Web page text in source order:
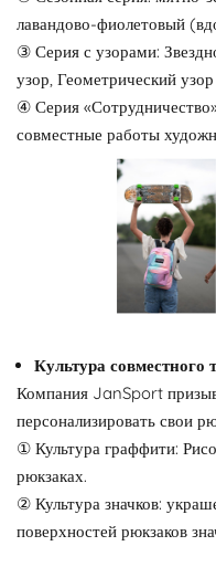
лавандово-фиолетовый
③ Серия с узорами:
узор, Геометрический
④ Серия
совместные работы
Культура совместного
Компания JanSport
персонализировать свои
① Культура граффити:
рюкзаках.
② Культура значков:
поверхностей рюкзаков